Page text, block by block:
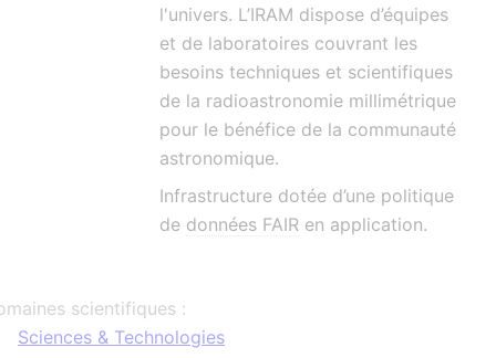
l'univers. L’IRAM dispose d’équipes
et de laboratoires couvrant les
besoins techniques et scientifiques
de la radioastronomie millimétrique
pour le bénéfice de la communauté
astronomique.
Infrastructure dotée d’une politique
de données FAIR en application.
scientifiques :
Sciences & Technologies